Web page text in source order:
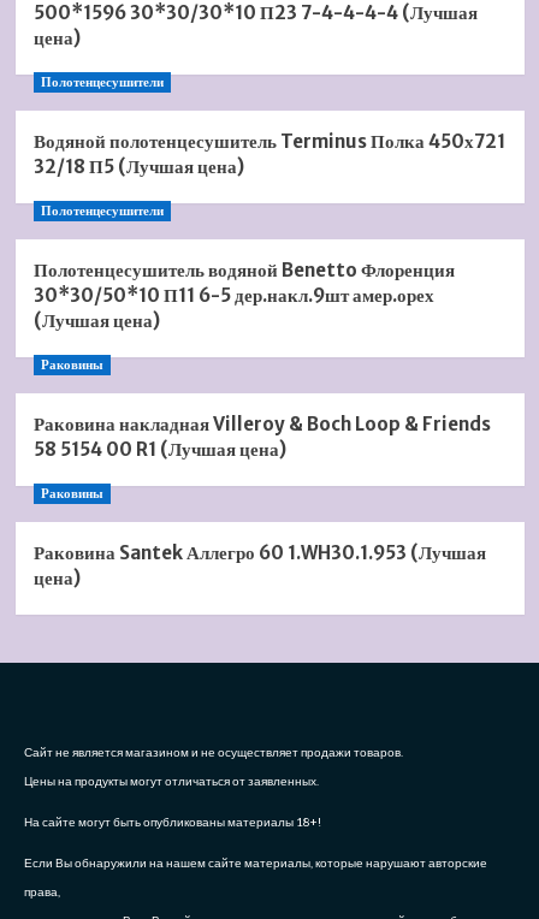
500*1596 30*30/30*10 П23 7-4-4-4-4 (Лучшая
цена)
Полотенцесушители
Водяной полотенцесушитель Terminus Полка 450х721
32/18 П5 (Лучшая цена)
Полотенцесушители
Полотенцесушитель водяной Benetto Флоренция
30*30/50*10 П11 6-5 дер.накл.9шт амер.орех
(Лучшая цена)
Раковины
Раковина накладная Villeroy & Boch Loop & Friends
58 5154 00 R1 (Лучшая цена)
Раковины
Раковина Santek Аллегро 60 1.WH30.1.953 (Лучшая
цена)
Сайт не является магазином и не осуществляет продажи товаров.
Цены на продукты могут отличаться от заявленных.
На сайте могут быть опубликованы материалы 18+!
Если Вы обнаружили на нашем сайте материалы, которые нарушают авторские
права,